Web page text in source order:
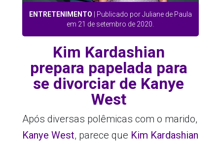
ENTRETENIMENTO | Publicado por Juliane de Paula
em 21 de setembro de 2020.
Kim Kardashian
prepara papelada para
se divorciar de Kanye
West
Após diversas polêmicas com o marido,
Kanye West, parece que Kim Kardashian